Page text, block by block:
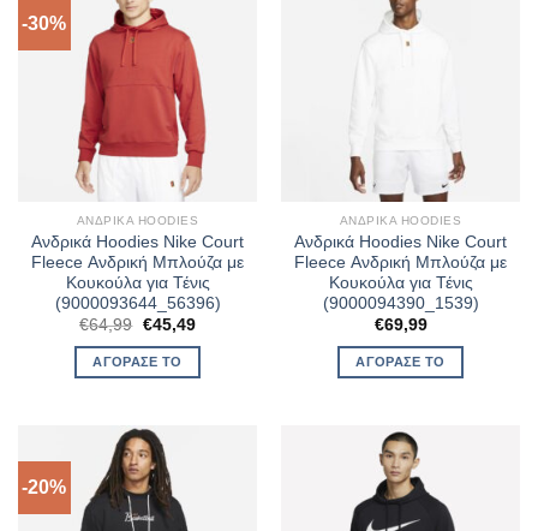
-30%
ΑΝΔΡΙΚΆ HOODIES
Ανδρικά Hoodies Nike Court
Fleece Ανδρική Μπλούζα με
Κουκούλα για Τένις
(9000093644_56396)
€64,99 Original
was:
€64,99.
€45,49Η
ΑΓΌΡΑΣΈ ΤΟ
ΑΝΔΡΙΚΆ HOODIES
Ανδρικά Hoodies Nike Court
Fleece Ανδρική Μπλούζα με
Κουκούλα για Τένις
(9000094390_1539)
€69,99
ΑΓΌΡΑΣΈ ΤΟ
-20%